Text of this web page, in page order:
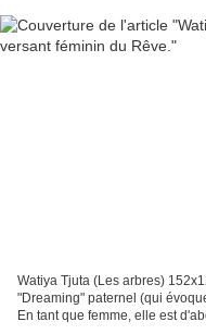
Watiya Tjuta (Les arbres)
"Dreaming" paternel (qui
En tant que femme, elle est